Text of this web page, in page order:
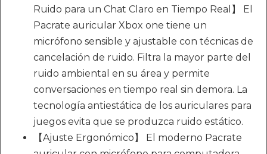
Ruido para un Chat Claro en Tiempo Real】 El
Pacrate auricular Xbox one tiene un
micrófono sensible y ajustable con técnicas de
cancelación de ruido. Filtra la mayor parte del
ruido ambiental en su área y permite
conversaciones en tiempo real sin demora. La
tecnología antiestática de los auriculares para
juegos evita que se produzca ruido estático.
【Ajuste Ergonómico】 El moderno Pacrate